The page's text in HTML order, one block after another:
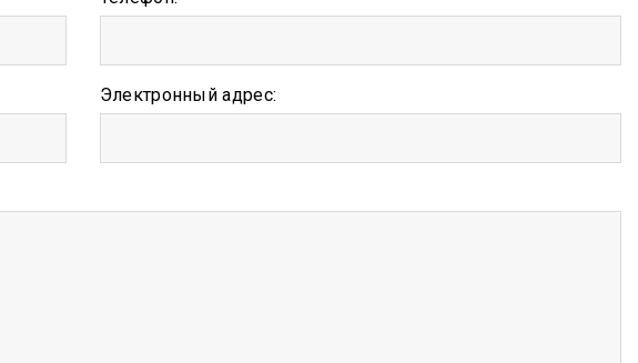
Электронный адрес: